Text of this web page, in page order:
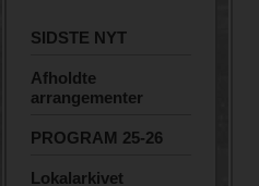
SIDSTE NYT
Afholdte
arrangementer
PROGRAM 25-26
Lokalarkivet